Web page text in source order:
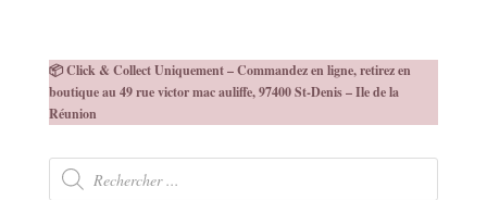
📦 Click & Collect Uniquement – Commandez en ligne, retirez en
boutique au 49 rue victor mac auliffe, 97400 St-Denis – Ile de la
Réunion
Recherche
produits